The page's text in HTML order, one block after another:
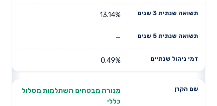
13.14%
—
0.49%
מנורה מבטחים השתלמות מסלול
כללי